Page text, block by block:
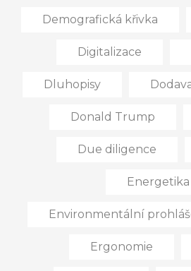
Demografická křivka
Digitalizace
Dluhopisy
Donald Trump
Due diligence
Energetika
Environmentální
Ergonomie